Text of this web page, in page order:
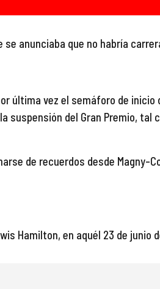
se anunciaba que no habría
última vez el semáforo de inicio
suspensión del Gran Premio, tal
de recuerdos desde Magny-
Hamilton, en aquél 23 de junio